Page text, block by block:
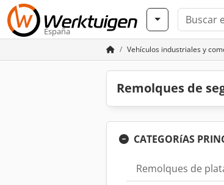
España
Vehículos industriales y
Remolques de
CATEGORíAS
Remolques de